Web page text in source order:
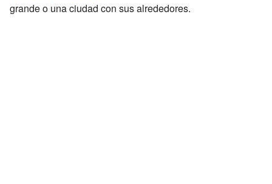
grande o una ciudad con sus alrededores.